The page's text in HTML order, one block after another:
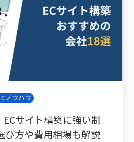
ノウハウ
ECサイト構築に強い制
び方や費用相場も解説